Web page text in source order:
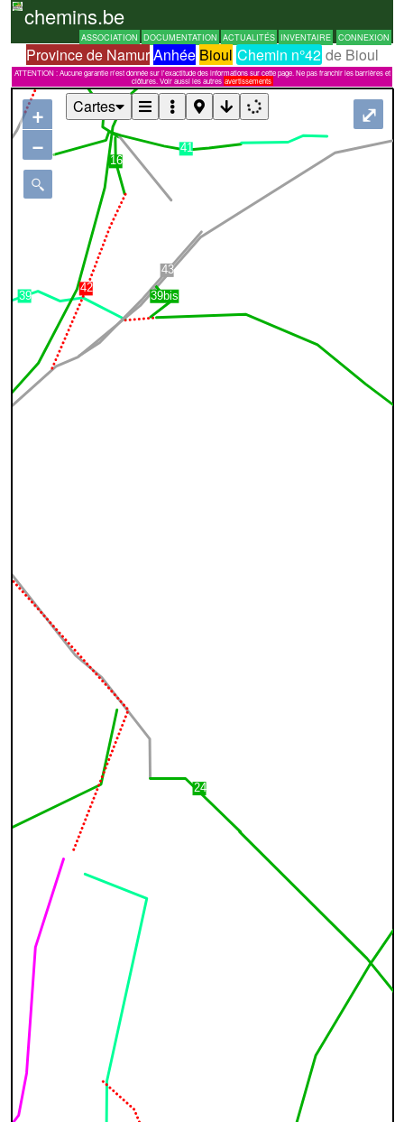
chemins.be
ASSOCIATION DOCUMENTATION ACTUALITÉS INVENTAIRE CONNEXION
Province de NamurAnhée Bioul Chemin n°42 de Bioul
ATTENTION : Aucune garantie n'est donnée sur l'exactitude des informations sur cette page. Ne pas franchir les barrières et
clôtures. Voir aussi les autres avertissements
+
−
⤢
Cartes